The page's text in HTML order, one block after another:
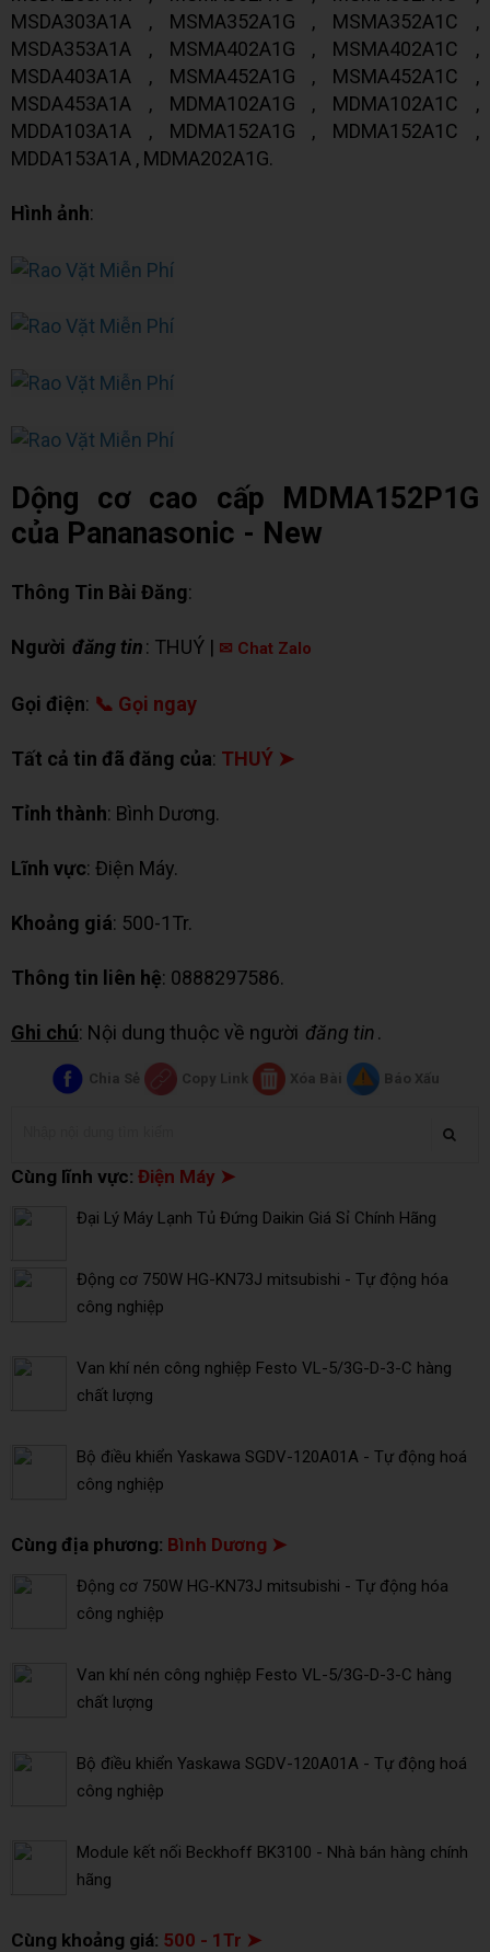
MSDA303A1A , MSMA352A1G , MSMA352A1C ,
MSDA353A1A , MSMA402A1G , MSMA402A1C ,
MSDA403A1A , MSMA452A1G , MSMA452A1C ,
MSDA453A1A , MDMA102A1G , MDMA102A1C ,
MDDA103A1A , MDMA152A1G , MDMA152A1C ,
MDDA153A1A , MDMA202A1G.
Hình ảnh:
Dộng cơ cao cấp MDMA152P1G
của Pananasonic - New
Thông Tin Bài Đăng:
Người đăng tin: THUÝ | ✉ Chat Zalo
Gọi điện: 📞 Gọi ngay
Tất cả tin đã đăng của: THUÝ ➤
Tỉnh thành: Bình Dương.
Lĩnh vực: Điện Máy.
Khoảng giá: 500-1Tr.
Thông tin liên hệ: 0888297586.
Ghi chú: Nội dung thuộc về người đăng tin.
Chia Sẻ Copy Link Xóa Bài Báo Xấu
Cùng lĩnh vực: Điện Máy ➤
Đại Lý Máy Lạnh Tủ Đứng Daikin Giá Sỉ Chính Hãng
Động cơ 750W HG-KN73J mitsubishi - Tự động hóa
công nghiệp
Van khí nén công nghiệp Festo VL-5/3G-D-3-C hàng
chất lượng
Bộ điều khiển Yaskawa SGDV-120A01A - Tự động hoá
công nghiệp
Cùng địa phương: Bình Dương ➤
Động cơ 750W HG-KN73J mitsubishi - Tự động hóa
công nghiệp
Van khí nén công nghiệp Festo VL-5/3G-D-3-C hàng
chất lượng
Bộ điều khiển Yaskawa SGDV-120A01A - Tự động hoá
công nghiệp
Module kết nối Beckhoff BK3100 - Nhà bán hàng chính
hãng
Cùng khoảng giá: 500 - 1Tr ➤